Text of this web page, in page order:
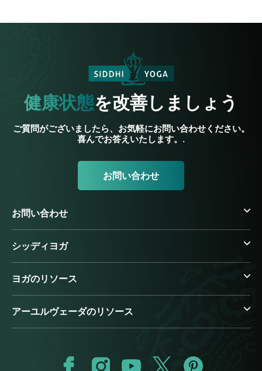
健康状態を改善しましょう
ご質問がございましたら、お気軽にお問い合わせください。
喜んでお答えいたします。.
お問い合わせ
お問い合わせ
シッディヨガ
ヨガのリソース
アーユルヴェーダのリソース